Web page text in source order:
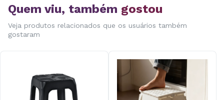
Quem viu, também gostou
Veja produtos relacionados que os usuários também
gostaram